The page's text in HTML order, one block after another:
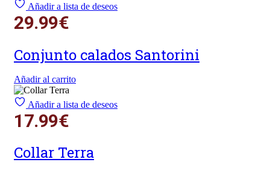
Añadir a lista de deseos
29.99€
Conjunto calados Santorini
Añadir al carrito
Añadir a lista de deseos
17.99€
Collar Terra